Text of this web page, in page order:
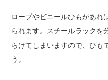
ロープやビニールひもがあれ
られます。スチールラックを
らけてしまいますので、ひも
う。